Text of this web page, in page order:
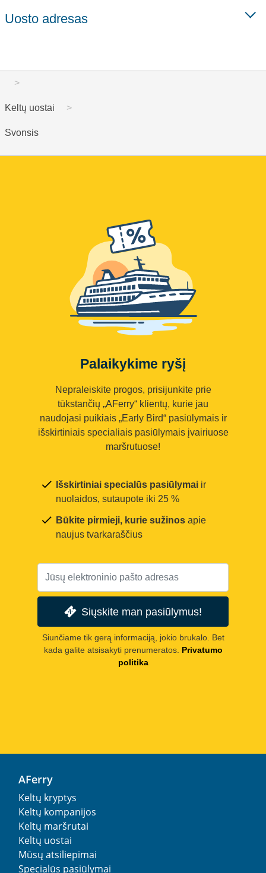
Uosto adresas
Keltų uostai
Svonsis
Palaikykime ryšį
Nepraleiskite progos, prisijunkite prie
tūkstančių „AFerry“ klientų, kurie jau
naudojasi puikiais „Early Bird“ pasiūlymais ir
išskirtiniais specialiais pasiūlymais įvairiuose
maršrutuose!
Išskirtiniai specialūs pasiūlymai ir
nuolaidos, sutaupote iki 25 %
Būkite pirmieji, kurie sužinos apie
naujus tvarkaraščius
Siųskite man pasiūlymus!
Siunčiame tik gerą informaciją, jokio brukalo. Bet
kada galite atsisakyti prenumeratos. Privatumo
politika
AFerry
Keltų kryptys
Keltų kompanijos
Keltų maršrutai
Keltų uostai
Mūsų atsiliepimai
Specialūs pasiūlymai